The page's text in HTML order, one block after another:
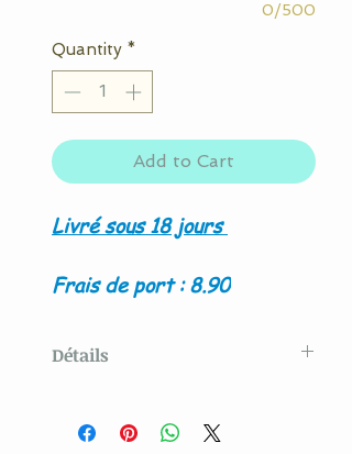
0/500
Quantity *
Add to Cart
Livré sous 18 jours
Frais de port : 8.90
Détails
Couture By Titia